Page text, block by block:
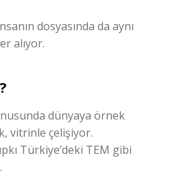
dosyasında da aynı
alıyor.
dünyaya örnek
vitrinle çelişiyor.
Türkiye’deki TEM gibi